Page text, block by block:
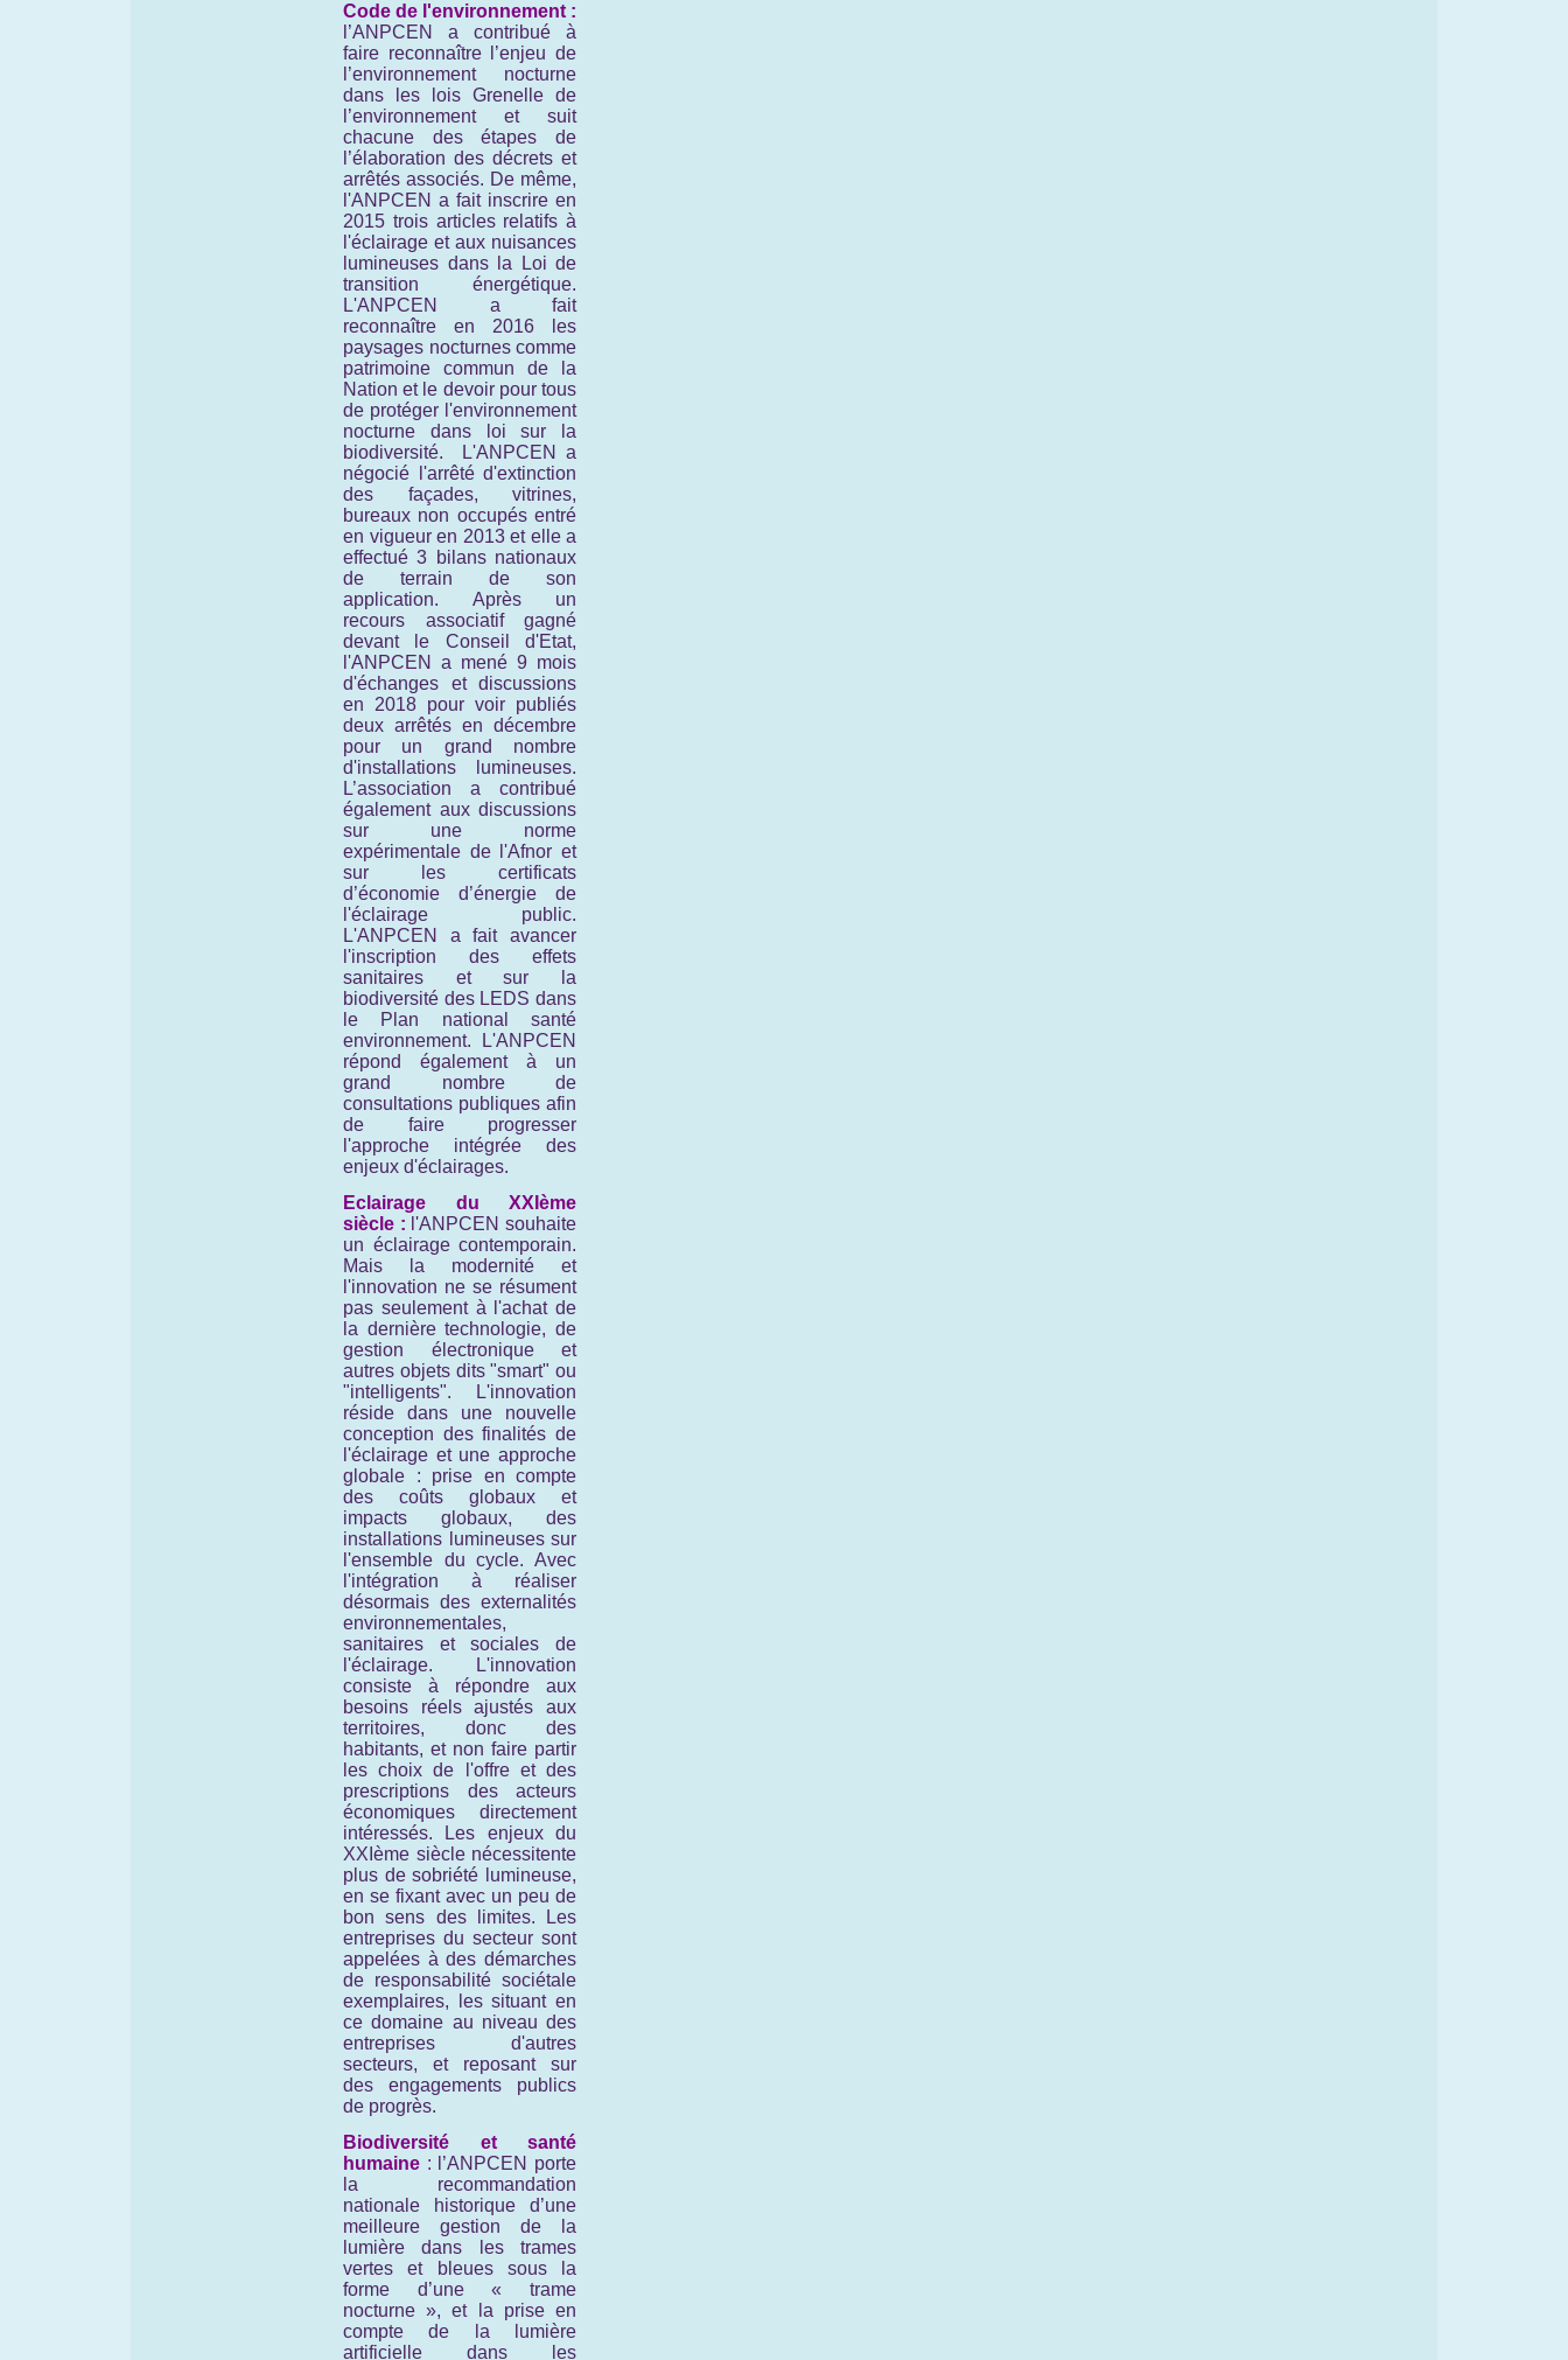
Code de l'environnement :
l’ANPCEN a contribué à
faire reconnaître l’enjeu de
l’environnement nocturne
dans les lois Grenelle de
l’environnement et suit
chacune des étapes de
l’élaboration des décrets et
arrêtés associés. De même,
l'ANPCEN a fait inscrire en
2015 trois articles relatifs à
l'éclairage et aux nuisances
lumineuses dans la Loi de
transition énergétique.
L'ANPCEN a fait
reconnaître en 2016 les
paysages nocturnes comme
patrimoine commun de la
Nation et le devoir pour tous
de protéger l'environnement
nocturne dans loi sur la
biodiversité.
L'ANPCEN a
négocié l'arrêté d'extinction
des façades, vitrines,
bureaux non occupés entré
en vigueur en 2013 et elle a
effectué 3 bilans nationaux
de terrain de son
application. Après un
recours associatif gagné
devant le Conseil d'Etat,
l'ANPCEN a mené 9 mois
d'échanges et discussions
en 2018 pour voir publiés
deux arrêtés en décembre
pour un grand nombre
d'installations lumineuses.
L’association a contribué
également aux discussions
sur une norme
expérimentale de l'Afnor et
sur les certificats
d’économie d’énergie de
l'éclairage public.
L'ANPCEN a fait avancer
l'inscription des effets
sanitaires et sur la
biodiversité des LEDS dans
le Plan national santé
environnement. L'ANPCEN
répond également à un
grand nombre de
consultations publiques afin
de faire progresser
l'approche intégrée des
enjeux d'éclairages.
Eclairage du XXIème
siècle : l'ANPCEN souhaite
un éclairage contemporain.
Mais la modernité et
l'innovation ne se résument
pas seulement à l'achat de
la dernière technologie, de
gestion électronique et
autres objets dits "smart" ou
"intelligents". L'innovation
réside dans une nouvelle
conception des finalités de
l'éclairage et une approche
globale : prise en compte
des coûts globaux et
impacts globaux, des
installations lumineuses sur
l'ensemble du cycle. Avec
l'intégration à réaliser
désormais des externalités
environnementales,
sanitaires et sociales de
l'éclairage. L'innovation
consiste à répondre aux
besoins réels ajustés aux
territoires, donc des
habitants, et non faire partir
les choix de l'offre et des
prescriptions des acteurs
économiques directement
intéressés. Les enjeux du
XXIème siècle nécessitente
plus de sobriété lumineuse,
en se fixant avec un peu de
bon sens des limites. Les
entreprises du secteur sont
appelées à des démarches
de responsabilité sociétale
exemplaires, les situant en
ce domaine au niveau des
entreprises d'autres
secteurs, et reposant sur
des engagements publics
de progrès.
Biodiversité et santé
humaine : l’ANPCEN porte
la recommandation
nationale historique d’une
meilleure gestion de la
lumière dans les trames
vertes et bleues sous la
forme d’une « trame
nocturne », et la prise en
compte de la lumière
artificielle dans les